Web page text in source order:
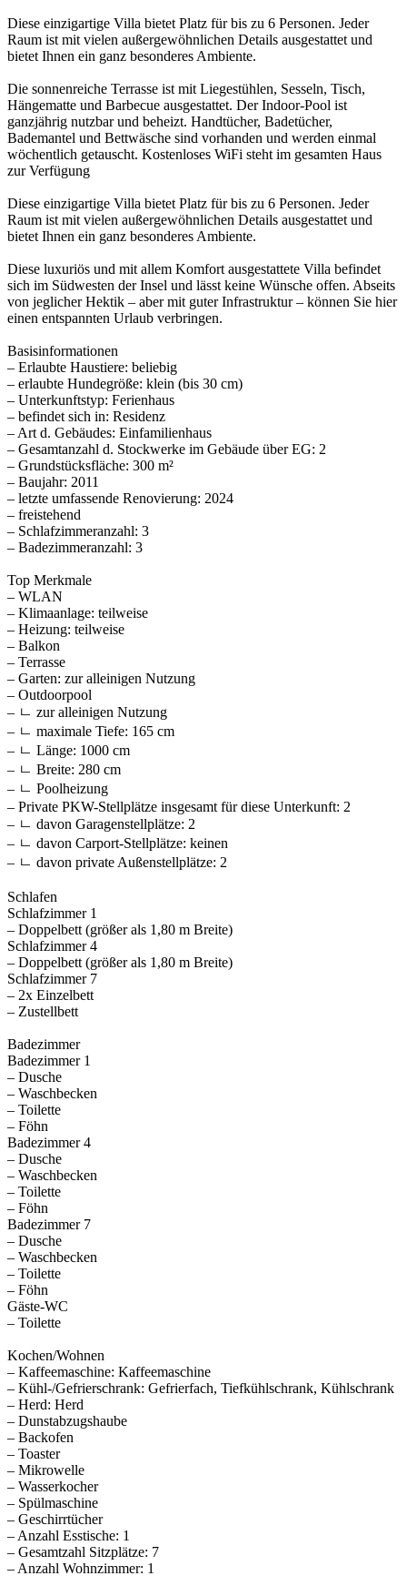
Diese einzigartige Villa bietet Platz für bis zu 6 Personen. Jeder
Raum ist mit vielen außergewöhnlichen Details ausgestattet und
bietet Ihnen ein ganz besonderes Ambiente.
Die sonnenreiche Terrasse ist mit Liegestühlen, Sesseln, Tisch,
Hängematte und Barbecue ausgestattet. Der Indoor-Pool ist
ganzjährig nutzbar und beheizt. Handtücher, Badetücher,
Bademantel und Bettwäsche sind vorhanden und werden einmal
wöchentlich getauscht. Kostenloses WiFi steht im gesamten Haus
zur Verfügung
Diese einzigartige Villa bietet Platz für bis zu 6 Personen. Jeder
Raum ist mit vielen außergewöhnlichen Details ausgestattet und
bietet Ihnen ein ganz besonderes Ambiente.
Diese luxuriös und mit allem Komfort ausgestattete Villa befindet
sich im Südwesten der Insel und lässt keine Wünsche offen. Abseits
von jeglicher Hektik – aber mit guter Infrastruktur – können Sie hier
einen entspannten Urlaub verbringen.
Basisinformationen
– Erlaubte Haustiere: beliebig
– erlaubte Hundegröße: klein (bis 30 cm)
– Unterkunftstyp: Ferienhaus
– befindet sich in: Residenz
– Art d. Gebäudes: Einfamilienhaus
– Gesamtanzahl d. Stockwerke im Gebäude über EG: 2
– Grundstücksfläche: 300 m²
– Baujahr: 2011
– letzte umfassende Renovierung: 2024
– freistehend
– Schlafzimmeranzahl: 3
– Badezimmeranzahl: 3
Top Merkmale
– WLAN
– Klimaanlage: teilweise
– Heizung: teilweise
– Balkon
– Terrasse
– Garten: zur alleinigen Nutzung
– Outdoorpool
– ㄴ zur alleinigen Nutzung
– ㄴ maximale Tiefe: 165 cm
– ㄴ Länge: 1000 cm
– ㄴ Breite: 280 cm
– ㄴ Poolheizung
– Private PKW-Stellplätze insgesamt für diese Unterkunft: 2
– ㄴ davon Garagenstellplätze: 2
– ㄴ davon Carport-Stellplätze: keinen
– ㄴ davon private Außen­stellplätze: 2
Schlafen
Schlafzimmer 1
– Doppelbett (größer als 1,80 m Breite)
Schlafzimmer 4
– Doppelbett (größer als 1,80 m Breite)
Schlafzimmer 7
– 2x Einzelbett
– Zustellbett
Badezimmer
Badezimmer 1
– Dusche
– Waschbecken
– Toilette
– Föhn
Badezimmer 4
– Dusche
– Waschbecken
– Toilette
– Föhn
Badezimmer 7
– Dusche
– Waschbecken
– Toilette
– Föhn
Gäste-WC
– Toilette
Kochen/Wohnen
– Kaffeemaschine: Kaffeemaschine
– Kühl-/Gefrierschrank: Gefrierfach, Tiefkühlschrank, Kühlschrank
– Herd: Herd
– Dunstabzugshaube
– Backofen
– Toaster
– Mikrowelle
– Wasserkocher
– Spülmaschine
– Geschirrtücher
– Anzahl Esstische: 1
– Gesamtzahl Sitzplätze: 7
– Anzahl Wohnzimmer: 1